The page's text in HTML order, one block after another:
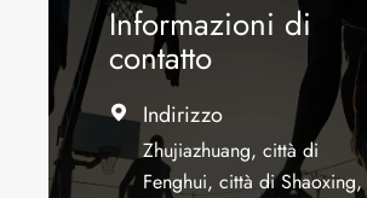
Informazioni di
contatto
 Indirizzo
Zhujiazhuang, città di
Fenghui, città di Shaoxing,